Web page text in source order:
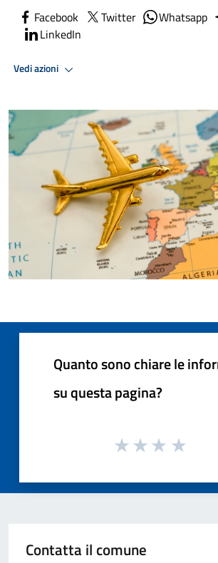
Facebook Twitter Whatsapp
LinkedIn
Vedi azioni
Quanto sono chiare le
su questa pagina?
Contatta il comune